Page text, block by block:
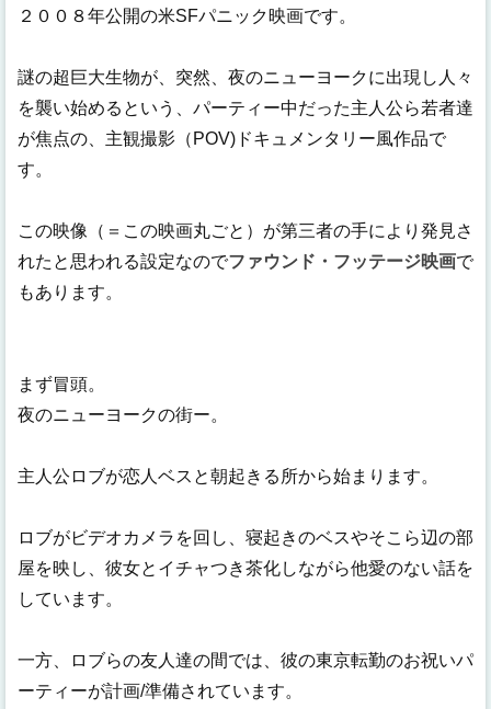
２００８年公開の米SFパニック映画です。
謎の超巨大生物が、突然、夜のニューヨークに出現し人々
を襲い始めるという、パーティー中だった主人公ら若者達
が焦点の、主観撮影（POV)ドキュメンタリー風作品で
す。
この映像（＝この映画丸ごと）が第三者の手により発見さ
れたと思われる設定なのでファウンド・フッテージ映画で
もあります。
まず冒頭。
夜のニューヨークの街ー。
主人公ロブが恋人ベスと朝起きる所から始まります。
ロブがビデオカメラを回し、寝起きのベスやそこら辺の部
屋を映し、彼女とイチャつき茶化しながら他愛のない話を
しています。
一方、ロブらの友人達の間では、彼の東京転勤のお祝いパ
ーティーが計画/準備されています。